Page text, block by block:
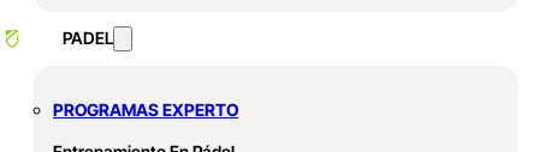
PADEL
PROGRAMAS EXPERTO